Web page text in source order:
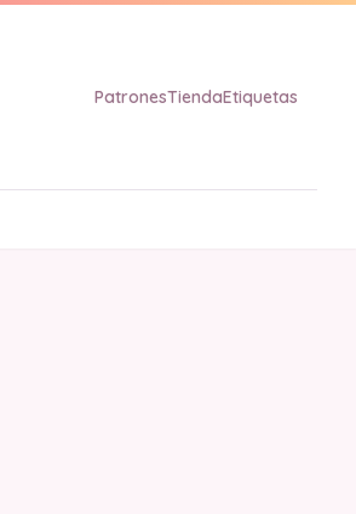
PatronesTiendaEtiquetas